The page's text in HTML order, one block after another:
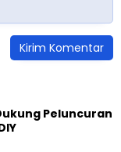
Peluncuran